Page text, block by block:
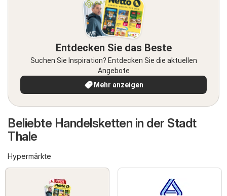
Entdecken Sie das Beste
Suchen Sie Inspiration? Entdecken Sie die aktuellen
Angebote
Mehr anzeigen
Beliebte Handelsketten in der Stadt
Thale
Hypermärkte